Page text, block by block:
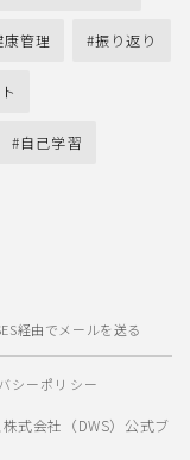
康管理 振り返り
自己学習
経由でメールを送る
シーポリシー
式会社（DWS）公式ブ